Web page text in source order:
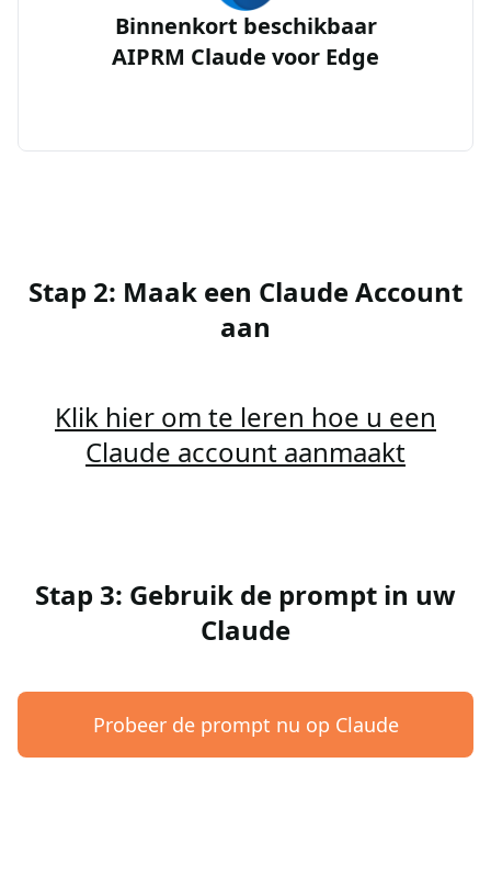
Binnenkort beschikbaar
AIPRM Claude voor Edge
Stap 2: Maak een Claude Account
aan
Klik hier om te leren hoe u een
Claude account aanmaakt
Stap 3: Gebruik de prompt in uw
Claude
Probeer de prompt nu op Claude